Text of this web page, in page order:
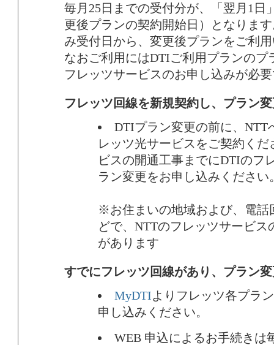
毎月25日までの受付分が、「翌月1日
更後プランの契約開始日）となりま
み受付日から、変更後プランをご利
なおご利用にはDTIご利用プランのプ
フレッツサービスのお申し込みが必
フレッツ回線を新規契約し、プラン
DTIプラン変更の前に、NTT
レッツ光サービスをご契約く
ビスの開通工事までにDTIのフ
ラン変更をお申し込みください
※お住まいの地域および、電話
どで、NTTのフレッツサービス
があります
すでにフレッツ回線があり、プラン
MyDTIよりフレッツ各プラ
申し込みください。
WEB 申込によるお手続きは